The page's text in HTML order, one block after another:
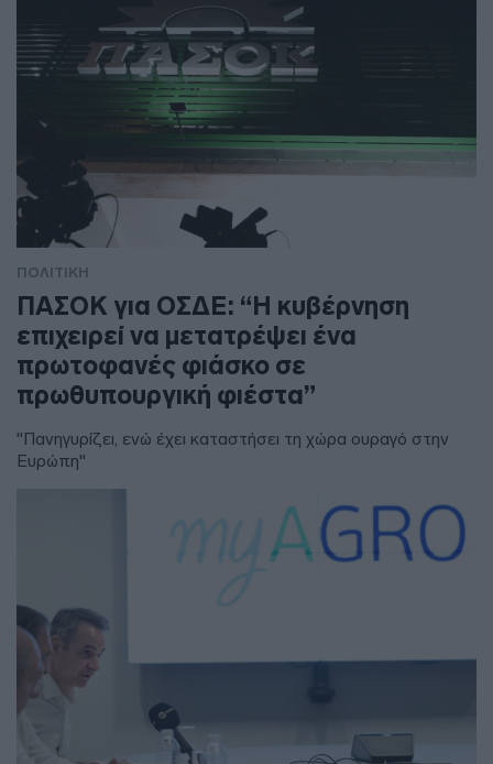
ΠΟΛΙΤΙΚΗ
ΠΑΣΟΚ για ΟΣΔΕ: “Η κυβέρνηση
επιχειρεί να μετατρέψει ένα
πρωτοφανές φιάσκο σε
πρωθυπουργική φιέστα”
"Πανηγυρίζει, ενώ έχει καταστήσει τη χώρα ουραγό στην
Ευρώπη"